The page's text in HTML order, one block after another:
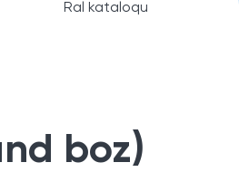
Ral kataloqu
boz)